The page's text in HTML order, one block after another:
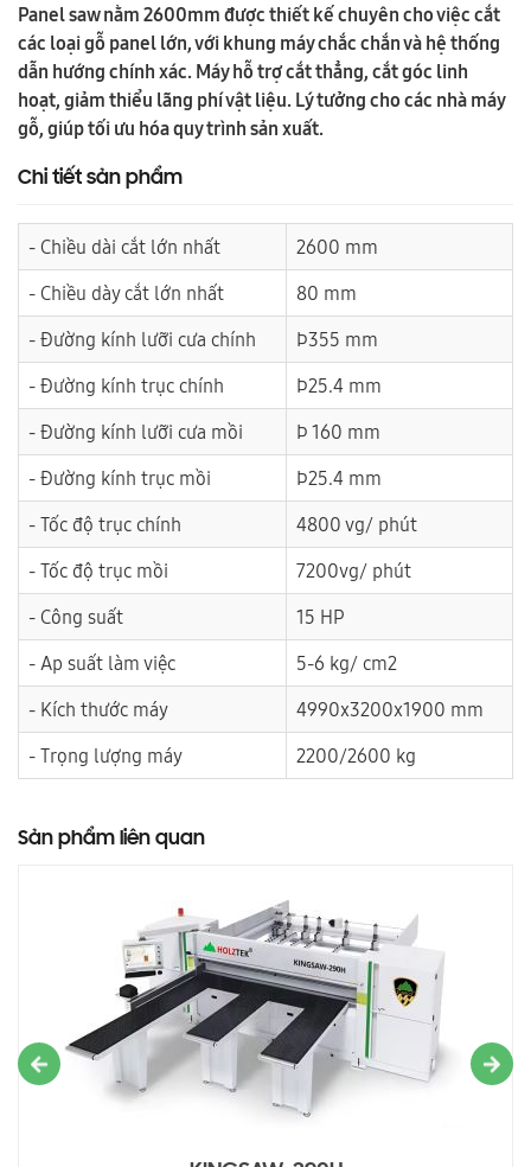
Panel saw nằm 2600mm được thiết kế chuyên cho việc cắt
các loại gỗ panel lớn, với khung máy chắc chắn và hệ thống
dẫn hướng chính xác. Máy hỗ trợ cắt thẳng, cắt góc linh
hoạt, giảm thiểu lãng phí vật liệu. Lý tưởng cho các nhà máy
gỗ, giúp tối ưu hóa quy trình sản xuất.
Chi tiết sản phẩm
- Chiều dài cắt lớn nhất
2600 mm
- Chiều dày cắt lớn nhất
80 mm
- Đường kính lưỡi cưa chính
Þ355 mm
- Đường kính trục chính
Þ25.4 mm
- Đường kính lưỡi cưa mồi
Þ 160 mm
- Đường kính trục mồi
Þ25.4 mm
- Tốc độ trục chính
4800 vg/ phút
- Tốc độ trục mồi
7200vg/ phút
- Công suất
15 HP
- Ap suất làm việc
5-6 kg/ cm2
- Kích thước máy
4990x3200x1900 mm
- Trọng lượng máy
2200/2600 kg
Sản phẩm liên quan